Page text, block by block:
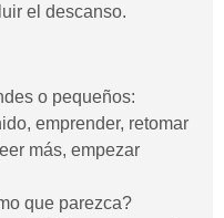
el descanso.
o pequeños:
emprender, retomar
más, empezar
que parezca?